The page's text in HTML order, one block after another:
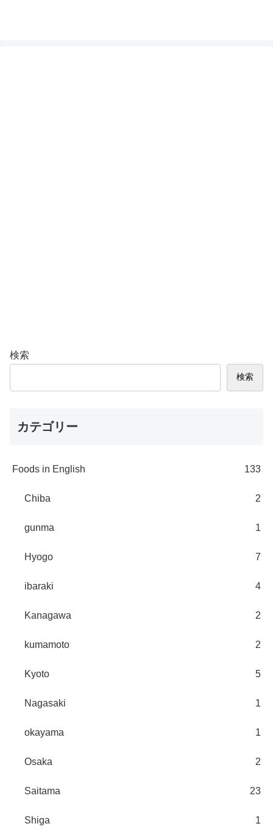
検索
検索
カテゴリー
Foods in English 133
Chiba 2
gunma 1
Hyogo 7
ibaraki 4
Kanagawa 2
kumamoto 2
Kyoto 5
Nagasaki 1
okayama 1
Osaka 2
Saitama 23
Shiga 1